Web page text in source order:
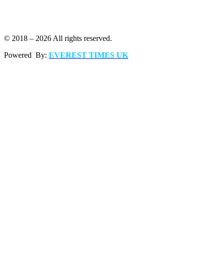
© 2018 – 2026 All rights reserved.
Powered By: EVEREST TIMES UK